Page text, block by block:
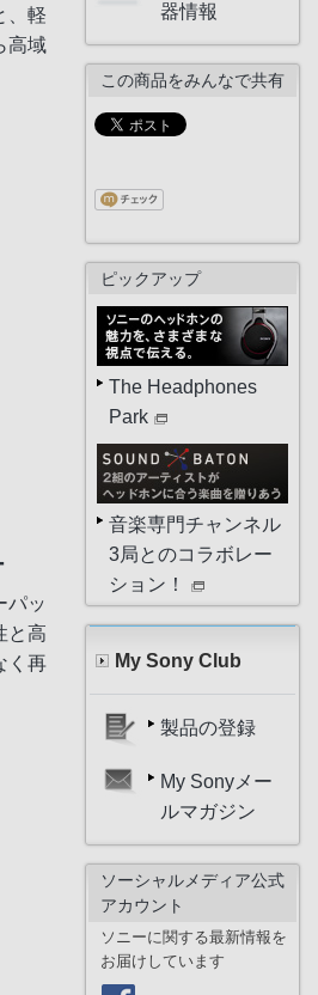
、軽
高域
パッ
と高
く再
器情報
この商品をみんなで共有
ピックアップ
The Headphones
Park
音楽専門チャンネル
3局とのコラボレー
ション！
My Sony Club
製品の登録
My Sonyメー
ルマガジン
ソーシャルメディア公式
アカウント
ソニーに関する最新情報を
お届けしています